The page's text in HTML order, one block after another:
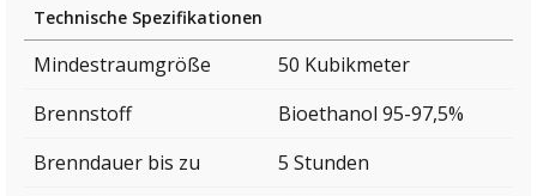
Technische Spezifikationen
Mindestraumgröße
50 Kubikmeter
Brennstoff
Bioethanol 95-97,5%
Brenndauer bis zu
5 Stunden